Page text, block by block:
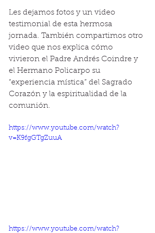
Les dejamos fotos y un video
testimonial de esta hermosa
jornada. También compartimos otro
video que nos explica cómo
vivieron el Padre Andrés Coindre y
el Hermano Policarpo su
“experiencia mística” del Sagrado
Corazón y la espiritualidad de la
comunión.
https://www.youtube.com/watch?
v=K9fgGTgZuuA
https://www.youtube.com/watch?